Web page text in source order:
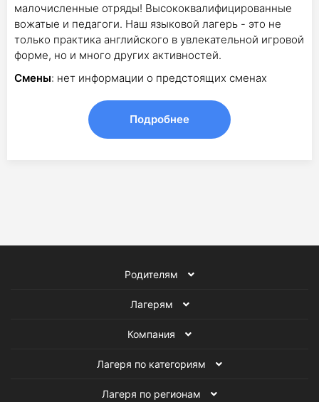
малочисленные отряды! Высококвалифицированные
вожатые и педагоги. Наш языковой лагерь - это не
только практика английского в увлекательной игровой
форме, но и много других активностей.
Смены: нет информации о предстоящих сменах
Подробнее
Родителям
Лагерям
Компания
Лагеря по категориям
Лагеря по регионам